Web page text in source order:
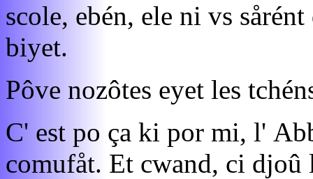
scole, ebén, ele ni vs
biyet.
Pôve nozôtes eyet les
C' est po ça ki por mi, l'
comufåt. Et cwand, ci